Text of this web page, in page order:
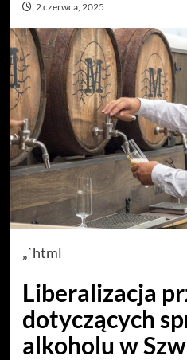
2 czerwca, 2025
„`html
Liberalizacja
dotyczących
alkoholu w